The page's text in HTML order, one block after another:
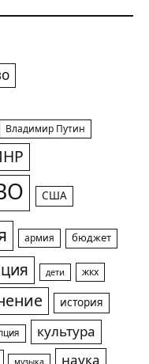
Владимир Путин
США
армия бюджет
дети жкх
история
культура
музыка
наука